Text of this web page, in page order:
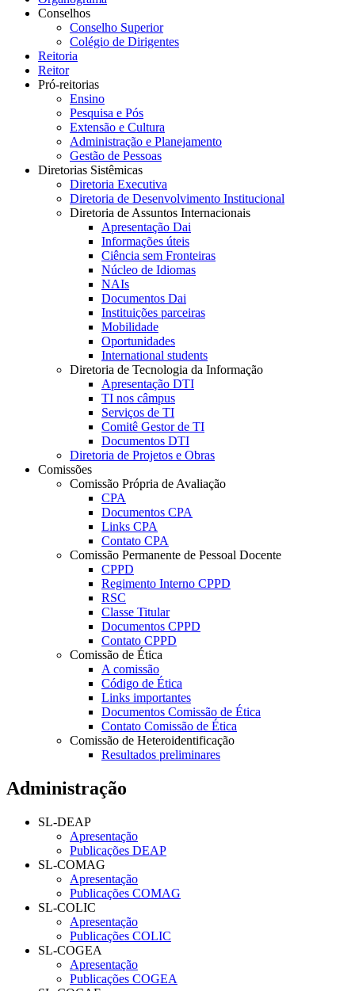
Conselhos
Conselho Superior
Colégio de Dirigentes
Reitoria
Reitor
Pró-reitorias
Ensino
Pesquisa e Pós
Extensão e Cultura
Administração e Planejamento
Gestão de Pessoas
Diretorias Sistêmicas
Diretoria Executiva
Diretoria de Desenvolvimento Institucional
Diretoria de Assuntos Internacionais
Apresentação Dai
Informações úteis
Ciência sem Fronteiras
Núcleo de Idiomas
NAIs
Documentos Dai
Instituições parceiras
Mobilidade
Oportunidades
International students
Diretoria de Tecnologia da Informação
Apresentação DTI
TI nos câmpus
Serviços de TI
Comitê Gestor de TI
Documentos DTI
Diretoria de Projetos e Obras
Comissões
Comissão Própria de Avaliação
CPA
Documentos CPA
Links CPA
Contato CPA
Comissão Permanente de Pessoal Docente
CPPD
Regimento Interno CPPD
RSC
Classe Titular
Documentos CPPD
Contato CPPD
Comissão de Ética
A comissão
Código de Ética
Links importantes
Documentos Comissão de Ética
Contato Comissão de Ética
Comissão de Heteroidentificação
Resultados preliminares
Administração
SL-DEAP
Apresentação
Publicações DEAP
SL-COMAG
Apresentação
Publicações COMAG
SL-COLIC
Apresentação
Publicações COLIC
SL-COGEA
Apresentação
Publicações COGEA